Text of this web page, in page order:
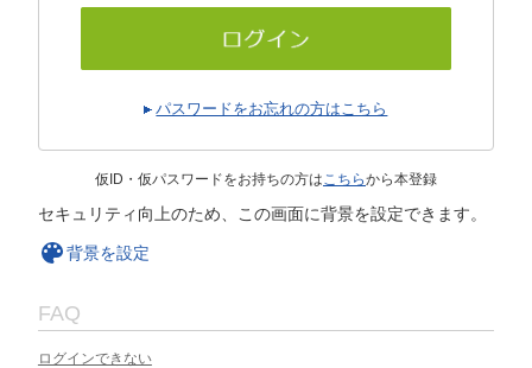
パスワードをお忘れの方はこちら
仮ID・仮パスワードをお持ちの方はこちらから本登録
セキュリティ向上のため、この画面に背景を設定できます。
背景を設定
FAQ
ログインできない